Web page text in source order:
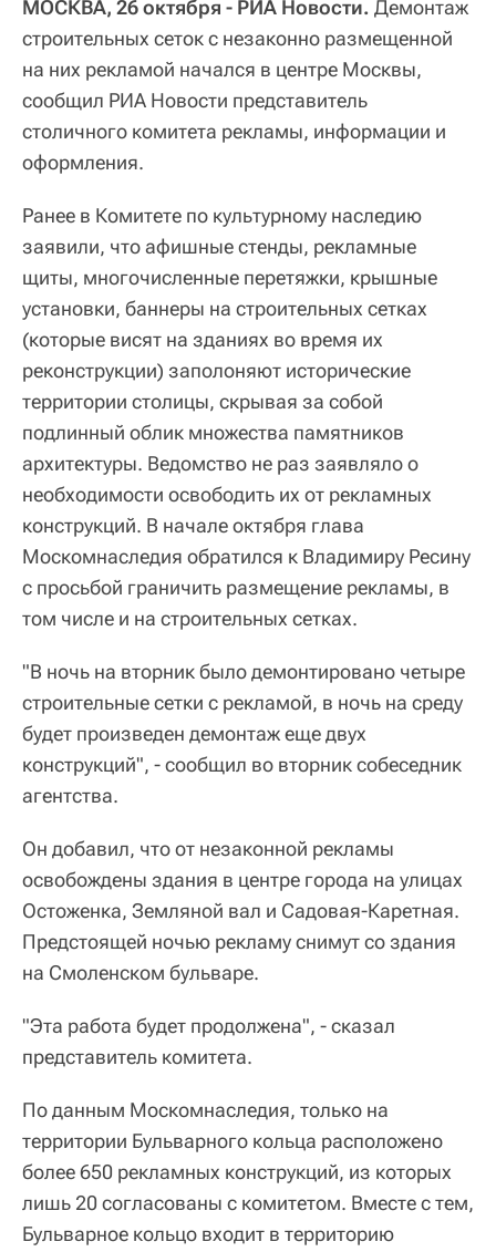
МОСКВА, 26 октября - РИА Новости. Демонтаж
строительных сеток с незаконно размещенной
на них рекламой начался в центре Москвы,
сообщил РИА Новости представитель
столичного комитета рекламы, информации и
оформления.
Ранее в Комитете по культурному наследию
заявили, что афишные стенды, рекламные
щиты, многочисленные перетяжки, крышные
установки, баннеры на строительных сетках
(которые висят на зданиях во время их
реконструкции) заполоняют исторические
территории столицы, скрывая за собой
подлинный облик множества памятников
архитектуры. Ведомство не раз заявляло о
необходимости освободить их от рекламных
конструкций. В начале октября глава
Москомнаследия обратился к Владимиру Ресину
с просьбой граничить размещение рекламы, в
том числе и на строительных сетках.
"В ночь на вторник было демонтировано четыре
строительные сетки с рекламой, в ночь на среду
будет произведен демонтаж еще двух
конструкций", - сообщил во вторник собеседник
агентства.
Он добавил, что от незаконной рекламы
освобождены здания в центре города на улицах
Остоженка, Земляной вал и Садовая-Каретная.
Предстоящей ночью рекламу снимут со здания
на Смоленском бульваре.
"Эта работа будет продолжена", - сказал
представитель комитета.
По данным Москомнаследия, только на
территории Бульварного кольца расположено
более 650 рекламных конструкций, из которых
лишь 20 согласованы с комитетом. Вместе с тем,
Бульварное кольцо входит в территорию